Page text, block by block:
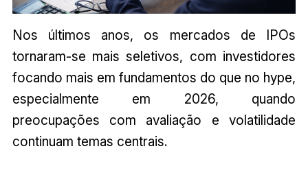
Nos últimos anos, os mercados de IPOs
tornaram-se mais seletivos, com investidores
focando mais em fundamentos do que no hype,
especialmente em 2026, quando
preocupações com avaliação e volatilidade
continuam temas centrais.